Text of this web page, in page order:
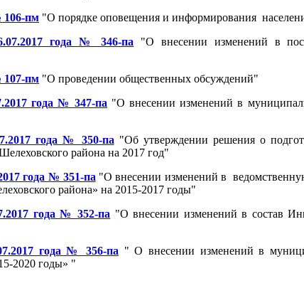
106-пм "О порядке оповещения и информирования
года № 346-па "О внесении изменений в
107-пм "О проведении общественных обсуждений"
года № 347-па "О внесении изменений в
года № 350-па "Об утверждении решения о
района на 2017 год"
года № 351-па "О внесении изменений в
района» на 2015-2017 годы"
года № 352-па "О внесении изменений в состав
года № 356-па " О внесении изменений в
2020 годы» "